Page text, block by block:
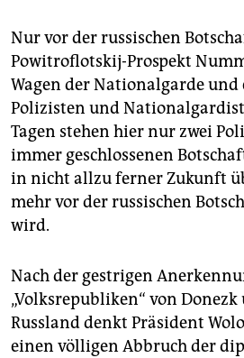
Nur vor der russischen
Powitroflotskij-Prospekt
Wagen der Nationalgarde
Polizisten und
Tagen stehen hier nur zwei
immer geschlossenen
in nicht allzu ferner Zukunft
mehr vor der russischen
wird.
Nach der gestrigen
„Volksrepubliken“ von
Russland denkt Präsident
einen völligen Abbruch der